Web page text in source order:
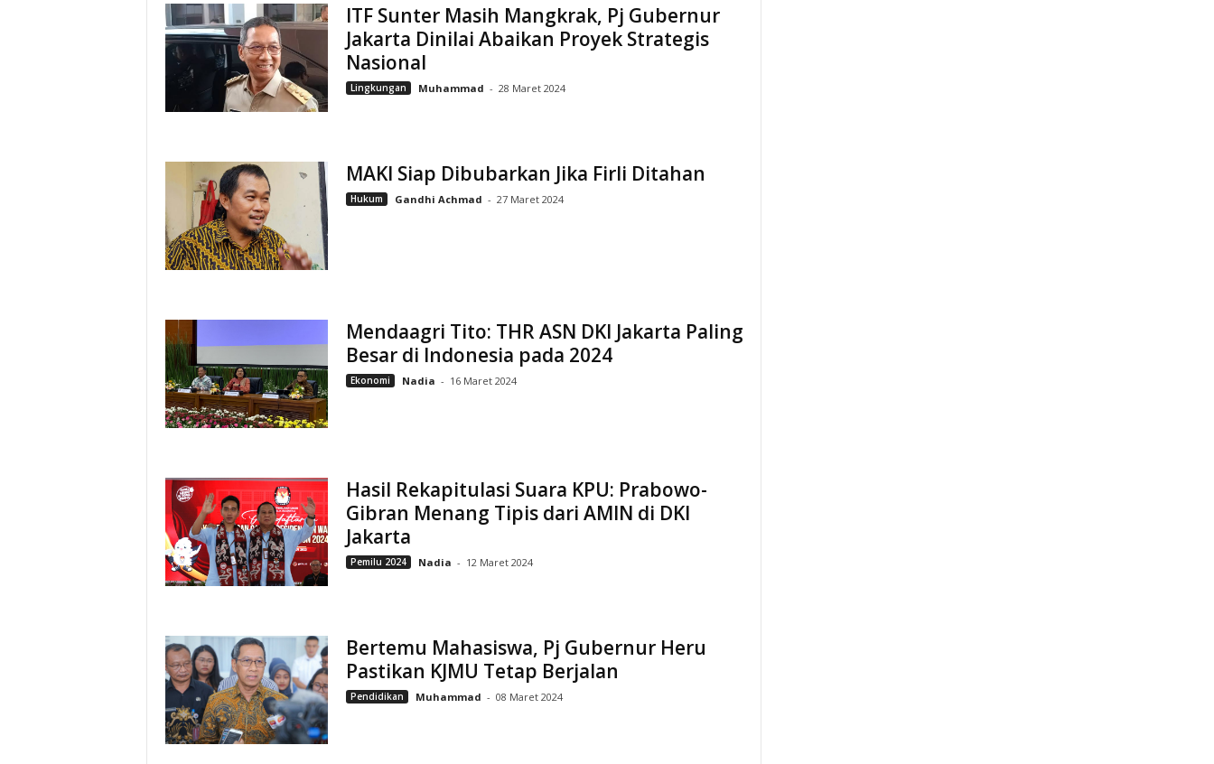
ITF Sunter Masih Mangkrak, Pj Gubernur
Jakarta Dinilai Abaikan Proyek Strategis
Nasional
Lingkungan Muhammad - 28 Maret 2024
MAKI Siap Dibubarkan Jika Firli Ditahan
Hukum Gandhi Achmad - 27 Maret 2024
Mendaagri Tito: THR ASN DKI Jakarta Paling
Besar di Indonesia pada 2024
Ekonomi Nadia - 16 Maret 2024
Hasil Rekapitulasi Suara KPU: Prabowo-
Gibran Menang Tipis dari AMIN di DKI
Jakarta
Pemilu 2024 Nadia - 12 Maret 2024
Bertemu Mahasiswa, Pj Gubernur Heru
Pastikan KJMU Tetap Berjalan
Pendidikan Muhammad - 08 Maret 2024